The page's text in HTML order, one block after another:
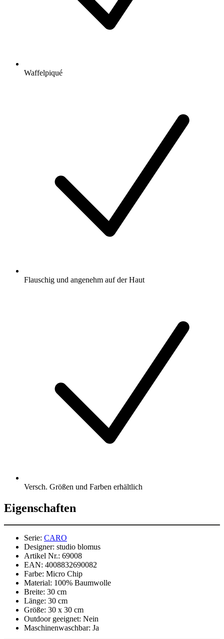
Waffelpiqué
Flauschig und angenehm auf der Haut
Versch. Größen und Farben erhältlich
Eigenschaften
Serie: CARO
Designer: studio blomus
Artikel Nr.: 69008
EAN: 4008832690082
Farbe: Micro Chip
Material: 100% Baumwolle
Breite: 30 cm
Länge: 30 cm
Größe: 30 x 30 cm
Outdoor geeignet: Nein
Maschinenwaschbar: Ja